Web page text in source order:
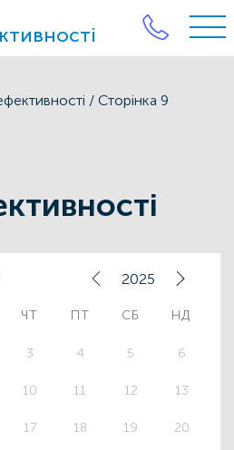
/ Сторінка 9
ЧТ ПТ СБ НД
3 4 5 6
10 11 12 13
17 18 19 20
2025